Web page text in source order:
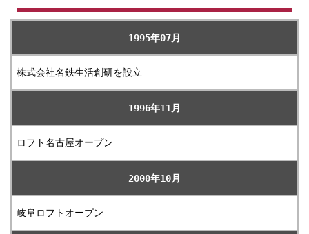
1995年07月
株式会社名鉄生活創研を設立
1996年11月
ロフト名古屋オープン
2000年10月
岐阜ロフトオープン